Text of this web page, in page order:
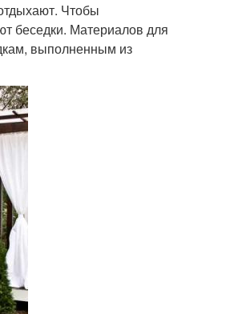
Чтобы
беседки. Материалов для
выполненным из